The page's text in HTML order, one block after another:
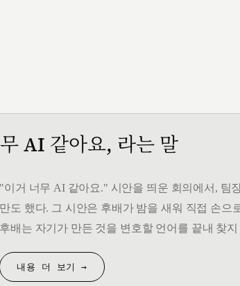
AI 같아요, 라는 말
"이거 너무 AI 같아요." 시안을 띄운 회의에서, 팀
만도 했다. 그 시안은 후배가 밤을 새워 직접 손
후배는 자기가 만든 것을 변호할 언어를 끝내 찾
내용 더 보기 →